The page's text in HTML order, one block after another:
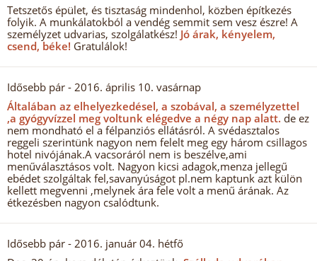
Tetszetős épület, és tisztaság mindenhol, közben építkezés
folyik. A munkálatokból a vendég semmit sem vesz észre! A
személyzet udvarias, szolgálatkész! Jó árak, kényelem,
csend, béke! Gratulálok!
Idősebb pár - 2016. április 10. vasárnap
Általában az elhelyezkedésel, a szobával, a személyzettel
,a gyógyvízzel meg voltunk elégedve a négy nap alatt. de ez
nem mondható el a félpanziós ellátásról. A svédasztalos
reggeli szerintünk nagyon nem felelt meg egy három csillagos
hotel nivójának.A vacsoráról nem is beszélve,ami
menűválasztásos volt. Nagyon kicsi adagok,menza jellegű
ebédet szolgáltak fel,savanyúságot pl.nem kaptunk azt külön
kellett megvenni ,melynek ára fele volt a menű árának. Az
étkezésben nagyon csalódtunk.
Idősebb pár - 2016. január 04. hétfő